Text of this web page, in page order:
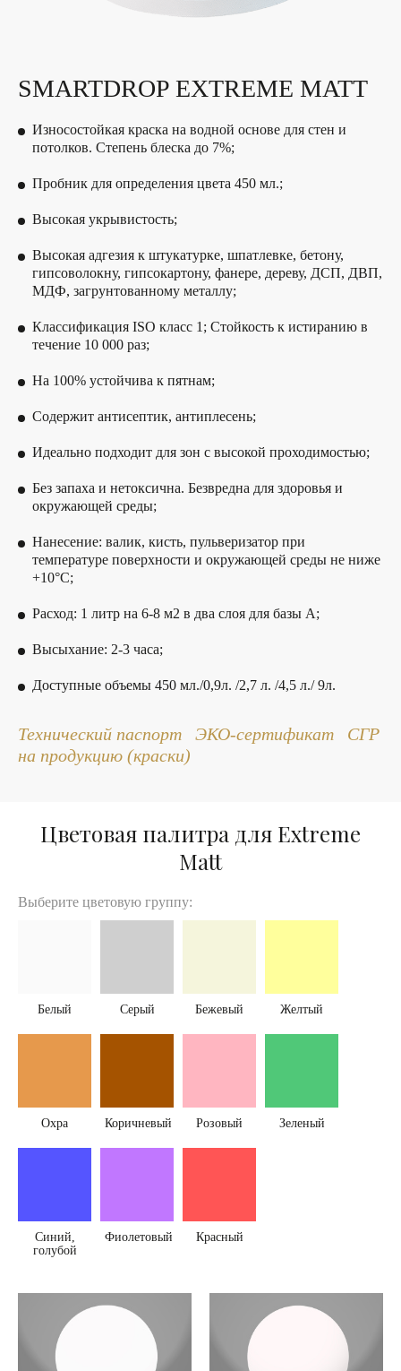
SMARTDROP EXTREME MATT
Износостойкая краска на водной основе для стен и
потолков. Степень блеска до 7%;
Пробник для определения цвета 450 мл.;
Высокая укрывистость;
Высокая адгезия к штукатурке, шпатлевке, бетону,
гипсоволокну, гипсокартону, фанере, дереву, ДСП, ДВП,
МДФ, загрунтованному металлу;
Классификация ISO класс 1; Стойкость к истиранию в
течение 10 000 раз;
На 100% устойчива к пятнам;
Содержит антисептик, антиплесень;
Идеально подходит для зон с высокой проходимостью;
Без запаха и нетоксична. Безвредна для здоровья и
окружающей среды;
Нанесение: валик, кисть, пульверизатор при
температуре поверхности и окружающей среды не ниже
+10°С;
Расход: 1 литр на 6-8 м2 в два слоя для базы А;
Высыхание: 2-3 часа;
Доступные объемы 450 мл./0,9л. /2,7 л. /4,5 л./ 9л.
Технический паспорт ЭКО-сертификат
СГР
на продукцию (краски)
Цветовая палитра для Extreme
Matt
Выберите цветовую группу:
Белый Серый Бежевый Желтый
Охра Коричневый Розовый Зеленый
Синий,
голубой
Фиолетовый Красный